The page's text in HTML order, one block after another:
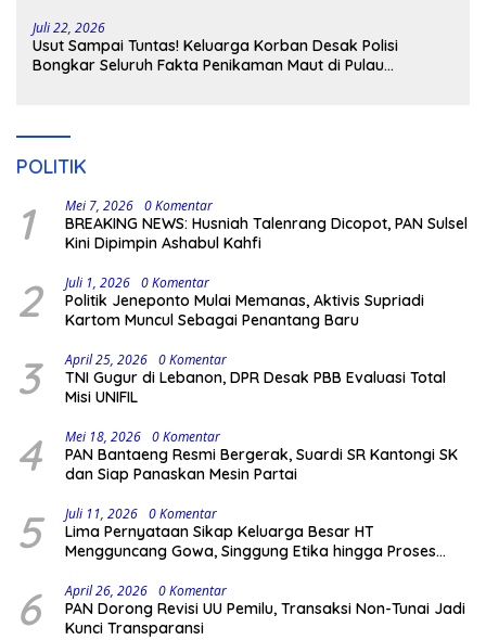
Juli 22, 2026
Usut Sampai Tuntas! Keluarga Korban Desak Polisi
Bongkar Seluruh Fakta Penikaman Maut di Pulau
POLITIK
1 Mei 7, 2026 0 Komentar
BREAKING NEWS: Husniah Talenrang Dicopot, PAN Sulsel
Kini Dipimpin Ashabul Kahfi
2 Juli 1, 2026 0 Komentar
Politik Jeneponto Mulai Memanas, Aktivis Supriadi
Kartom Muncul Sebagai Penantang Baru
3 April 25, 2026 0 Komentar
TNI Gugur di Lebanon, DPR Desak PBB Evaluasi Total
Misi UNIFIL
4 Mei 18, 2026 0 Komentar
PAN Bantaeng Resmi Bergerak, Suardi SR Kantongi SK
dan Siap Panaskan Mesin Partai
5 Juli 11, 2026 0 Komentar
Lima Pernyataan Sikap Keluarga Besar HT
Mengguncang Gowa, Singgung Etika hingga Proses
6 April 26, 2026 0 Komentar
PAN Dorong Revisi UU Pemilu, Transaksi Non-Tunai Jadi
Kunci Transparansi